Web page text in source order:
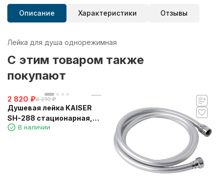
Описание Характеристики Отзывы
Лейка для душа однорежимная
C этим товаром также
покупают
2 820 ₽6 210 ₽
Душевая лейка KAISER
SH-288 стационарная,
прямоугольная 250 х 160,
В наличии